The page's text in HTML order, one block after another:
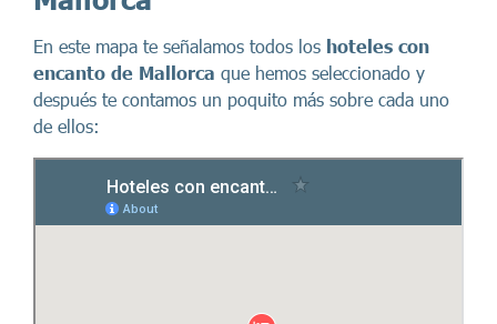
En este mapa te señalamos todos los hoteles con
encanto de Mallorca que hemos seleccionado y
después te contamos un poquito más sobre cada uno
de ellos: